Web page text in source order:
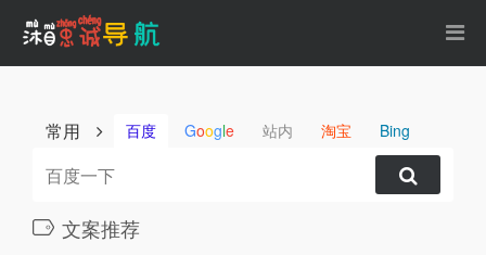
常用 百度 Google 站内 淘宝 Bing
文案推荐